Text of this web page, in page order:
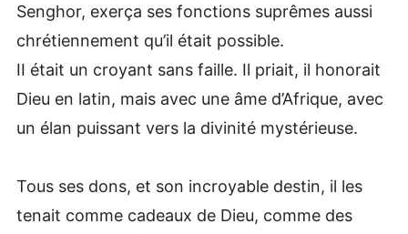
Senghor, exerça ses fonctions suprêmes aussi
chrétiennement qu’il était possible.
II était un croyant sans faille. Il priait, il honorait
Dieu en latin, mais avec une âme d’Afrique, avec
un élan puissant vers la divinité mystérieuse.
Tous ses dons, et son incroyable destin, il les
tenait comme cadeaux de Dieu, comme des